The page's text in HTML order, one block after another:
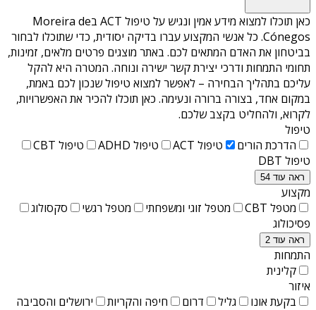
כאן תוכלו למצוא מידע אמין ונגיש על
טיפול ACT בMoreira de
Cónegos. כל אנשי המקצוע עברו בדיקה יסודית, כדי שתוכלו לבחור
בביטחון את האדם המתאים לכם. באתר מוצגים פרטים מלאים, זמינות,
תחומי התמחות ודרכי יצירת קשר ישירה ונוחה. המטרה היא להקל
עליכם בתהליך הבחירה – לאפשר למצוא טיפול שנכון לכם באמת,
במקום אחד, בצורה ברורה ונעימה. כאן תוכלו להכיר את האפשרויות,
לקרוא, ולהחליט בקצב שלכם.
טיפול
הדרכת הורים
טיפול ACT טיפול ADHD
טיפול CBT
טיפול DBT
ראה עוד 54
מקצוע
מטפל CBT
מטפל זוגי ומשפחתי מטפל רגשי
סקסולוג
פסיכולוג
ראה עוד 2
התמחות
קלינית
איזור
בקעת אונו
גליל דרום חיפה והקריות ירושלים והסביבה